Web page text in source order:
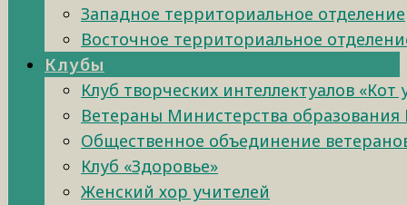
Западное территориальное отделение
Восточное территориальное
Клубы
Клуб творческих интеллектуалов «Кот
Ветераны Министерства образования
Общественное объединение
Клуб «Здоровье»
Женский хор учителей